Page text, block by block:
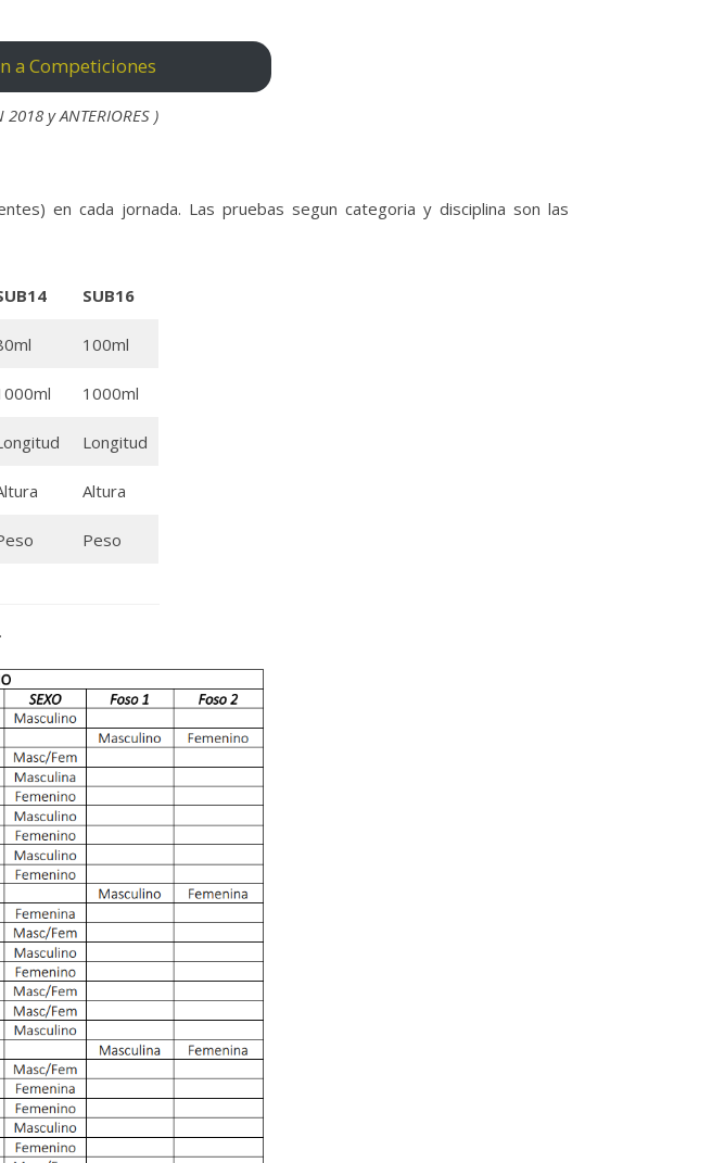
a Competiciones
2018 y ANTERIORES )
en cada jornada. Las pruebas segun categoria y disciplina son las
SUB16
100ml
1000ml
Longitud
Altura
Peso